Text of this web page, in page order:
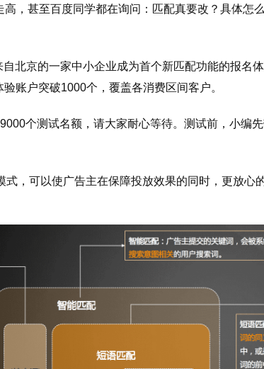
，甚至百度同学都在询问：匹配真要改？具体怎
北京的一家中小企业成为首个新匹配功能的报名
账户突破1000个，覆盖各消费区间客户。
个测试名额，请大家耐心等待。测试前，小编
式，可以使广告主在保障投放效果的同时，更放心